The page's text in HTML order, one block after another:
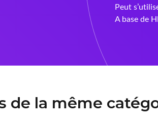
Peut
A base de
de la même